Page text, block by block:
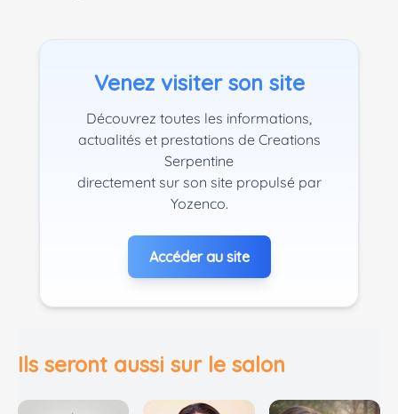
Venez visiter son site
Découvrez toutes les informations,
actualités et prestations de Creations
Serpentine
directement sur son site propulsé par
Yozenco.
Accéder au site
Ils seront aussi sur le salon